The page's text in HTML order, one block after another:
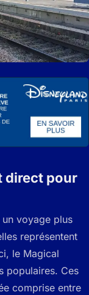
direct pour
voyage plus
représentent
le Magical
populaires. Ces
comprise entre